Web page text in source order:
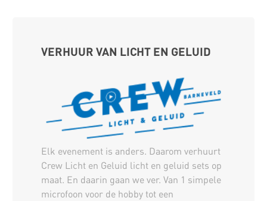
VERHUUR VAN LICHT EN GELUID
Elk evenement is anders. Daarom verhuurt
Crew Licht en Geluid licht en geluid sets op
maat. En daarin gaan we ver. Van 1 simpele
microfoon voor de hobby tot een